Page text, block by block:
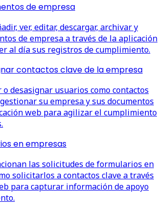
de empresa
ver, editar, descargar, archivar y
de empresa a través de la aplicación
al día sus registros de cumplimiento.
contactos clave de la empresa
desasignar usuarios como contactos
su empresa y sus documentos
web para agilizar el cumplimiento
en empresas
las solicitudes de formularios en
solicitarlos a contactos clave a través
para capturar información de apoyo